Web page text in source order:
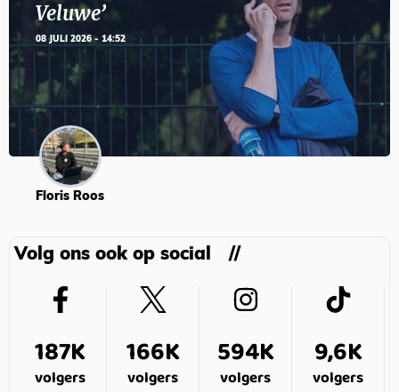
Veluwe’
08 JULI 2026 - 14:52
Floris Roos
Volg ons ook op social
187K
volgers
166K
volgers
594K
volgers
9,6K
volgers